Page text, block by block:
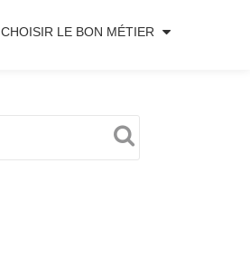
CHOISIR LE BON MÉTIER